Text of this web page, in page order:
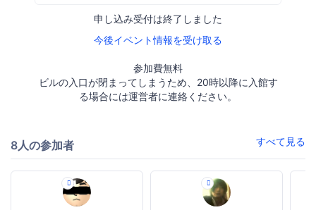
申し込み受付は終了しました
今後イベント情報を受け取る
参加費無料
ビルの入口が閉まってしまうため、20時以降に入館す
る場合には運営者に連絡ください。
8人の参加者 すべて見る